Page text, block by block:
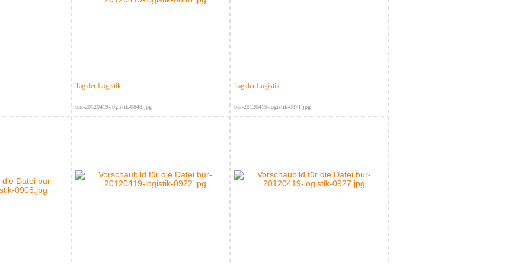
Tag der Logistik
bur-20120419-logistik-0848.jpg
Tag der Logistik
bur-20120419-logistik-0871.jpg